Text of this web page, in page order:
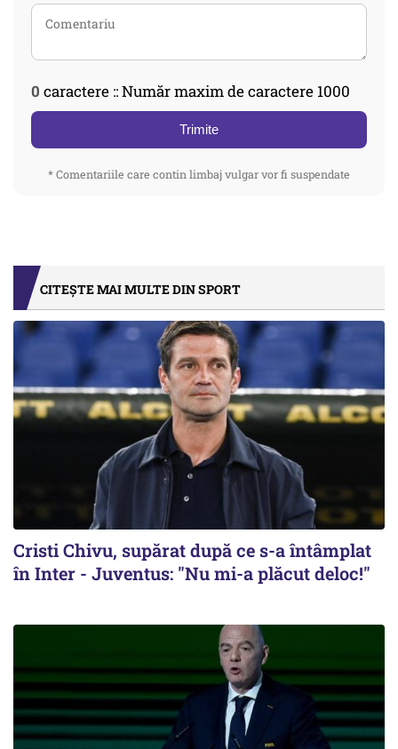
0 caractere :: Număr maxim de caractere 1000
Trimite
* Comentariile care contin limbaj vulgar vor fi suspendate
CITEȘTE MAI MULTE DIN SPORT
Cristi Chivu, supărat după ce s-a întâmplat
în Inter - Juventus: "Nu mi-a plăcut deloc!"